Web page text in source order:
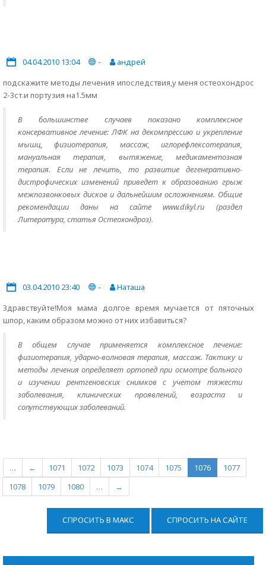
04.04.2010 13:04 -
андрей
подскажите методы лечения ипоследствия,у меня остеохондрос
2-3ст.и портузия на1.5мм
В большинстве случаев показано комплексное
консервативное лечение: ЛФК на декомпрессию и укрепление
мышц, физиотерапия, массаж, иглорефлексотерапия,
мануальная терапия, вытяжение, медикаментозная
терапия. Если не лечить, то развитие дегенеративно-
дистрофических изменений приведет к образованию грыж
межпозвонковых дисков и дальнейшим осложнениям. Общие
рекомендации даны на сайте www.dikyl.ru (раздел
Литература, статья Остеохондроз).
03.04.2010 23:40 -
Наташа
Здравствуйте!Моя мама долгое время мучается от пяточных
шпор, каким образом можно от них избавиться?
В общем случае применяется комплексное лечение:
физиотерапия, ударно-волновая терапия, массаж. Тактику и
методы лечения определяет ортопед при осмотре больного
и изучении рентгеновских снимков с учетом тяжести
заболевания, клинических проявлений, возраста и
сопутствующих заболеваний.
… ← 1071 1072 1073 1074 1075 1076
1077
1078
1079 1080 … →
СПРОСИТЬ В МАКС СПРОСИТЬ НА САЙТЕ